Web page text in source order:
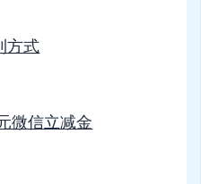
方式
微信立减金